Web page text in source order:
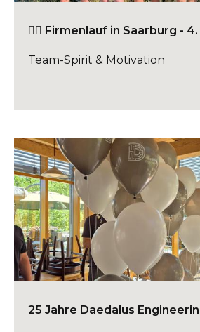
🏃‍♂️ Firmenlauf in Saarburg - 4.
Team-Spirit & Motivation
25 Jahre Daedalus